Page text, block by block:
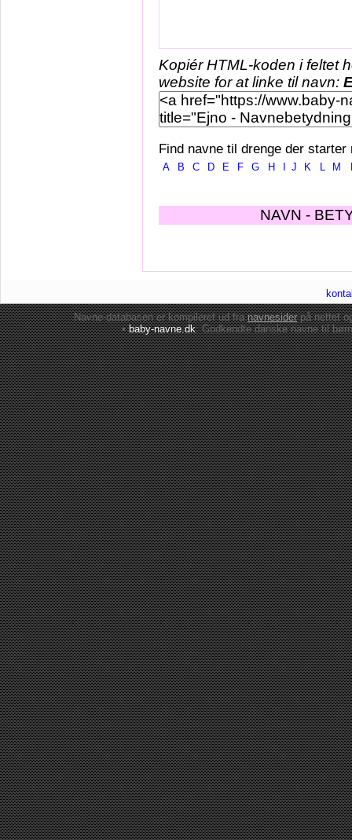
Kopiér HTML-koden i feltet
website for at linke til navn:
Find navne til drenge der starter
A B C D E F G H J K L M
NAVN -
Navne-databasen er kompileret ud franavnesiderpå nettet
•baby-navne.dk: Godkendte danskenavne til børn